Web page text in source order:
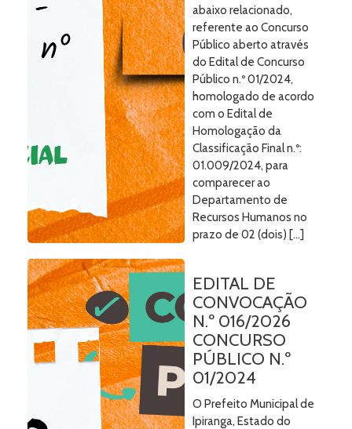
abaixo relacionado,
referente ao Concurso
Público aberto através
do Edital de Concurso
Público n.º 01/2024,
homologado de acordo
com o Edital de
Homologação da
Classificação Final n.º:
01.009/2024, para
comparecer ao
Departamento de
Recursos Humanos no
prazo de 02 (dois) […]
EDITAL DE
CONVOCAÇÃO
N.º 016/2026
CONCURSO
PÚBLICO N.º
01/2024
O Prefeito Municipal de
Ipiranga, Estado do